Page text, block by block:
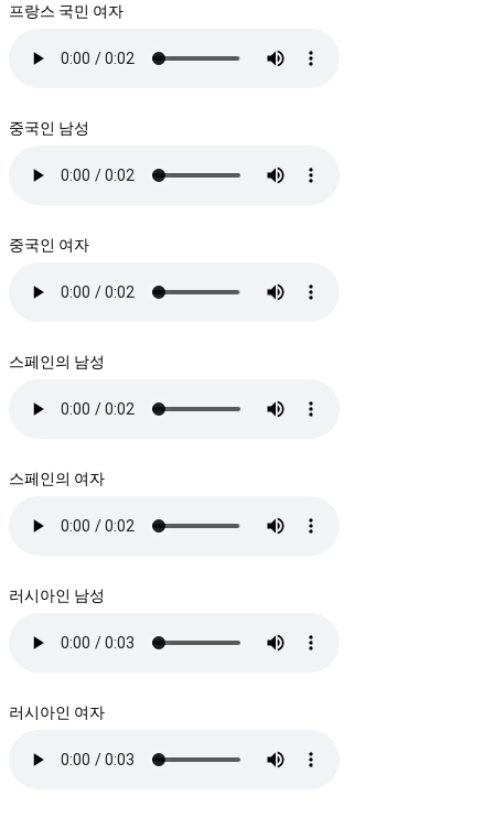
프랑스 국민 여자
중국인 남성
중국인 여자
스페인의 남성
스페인의 여자
러시아인 남성
러시아인 여자